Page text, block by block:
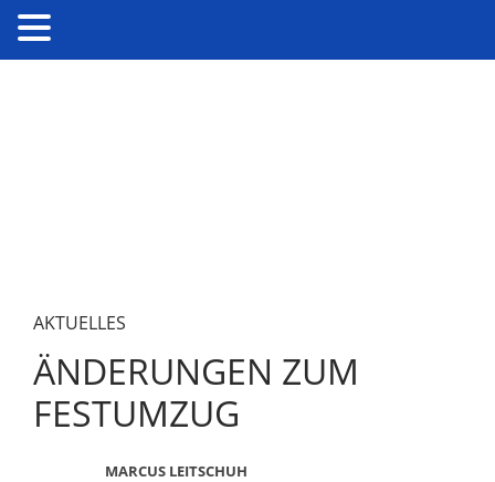
AKTUELLES
ÄNDERUNGEN ZUM
FESTUMZUG
MARCUS LEITSCHUH